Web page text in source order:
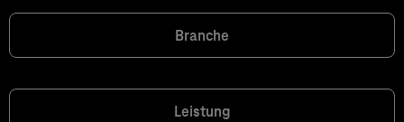
Branche
Leistung